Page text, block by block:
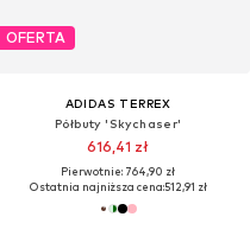
OFERTA
ADIDAS TERREX
Półbuty 'Skychaser'
616,41 zł
Pierwotnie: 764,90 zł
Ostatnia najniższa cena:512,91 zł